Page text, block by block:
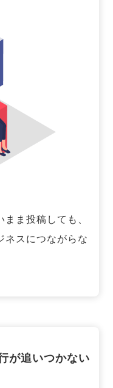
ま投稿しても、
ネスにつながらな
が追いつかない